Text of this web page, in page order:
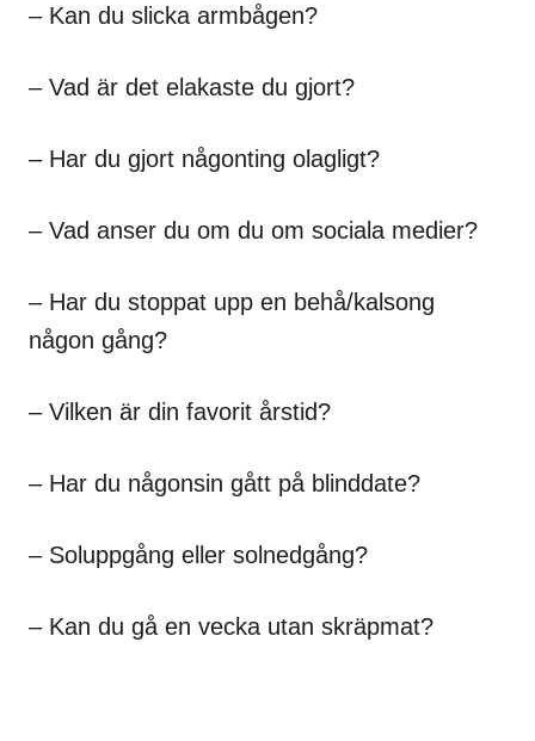
– Kan du slicka armbågen?
– Vad är det elakaste du gjort?
– Har du gjort någonting olagligt?
– Vad anser du om du om sociala medier?
– Har du stoppat upp en behå/kalsong
någon gång?
– Vilken är din favorit årstid?
– Har du någonsin gått på blinddate?
– Soluppgång eller solnedgång?
– Kan du gå en vecka utan skräpmat?